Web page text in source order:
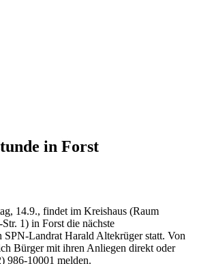
in Forst
14.9., findet im Kreishaus (Raum
1) in Forst die nächste
SPN-Landrat Harald Altekrüger statt. Von
Bürger mit ihren Anliegen direkt oder
986-10001 melden.